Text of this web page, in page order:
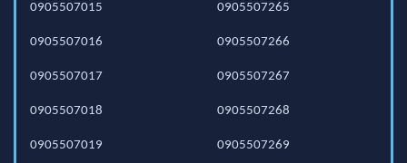
0905507015
0905507016
0905507017
0905507018
0905507019
0905507265
0905507266
0905507267
0905507268
0905507269